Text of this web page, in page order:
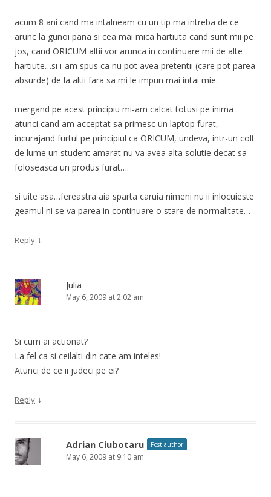
acum 8 ani cand ma intalneam cu un tip ma intreba de ce
arunc la gunoi pana si cea mai mica hartiuta cand sunt mii pe
jos, cand ORICUM altii vor arunca in continuare mii de alte
hartiute…si i-am spus ca nu pot avea pretentii (care pot parea
absurde) de la altii fara sa mi le impun mai intai mie.
mergand pe acest principiu mi-am calcat totusi pe inima
atunci cand am acceptat sa primesc un laptop furat,
incurajand furtul pe principiul ca ORICUM, undeva, intr-un colt
de lume un student amarat nu va avea alta solutie decat sa
foloseasca un produs furat….
si uite asa…fereastra aia sparta caruia nimeni nu ii inlocuieste
geamul ni se va parea in continuare o stare de normalitate…
Reply ↓
Julia
May 6, 2009 at 2:02 am
Si cum ai actionat?
La fel ca si ceilalti din cate am inteles!
Atunci de ce ii judeci pe ei?
Reply ↓
Adrian Ciubotaru Post author
May 6, 2009 at 9:10 am